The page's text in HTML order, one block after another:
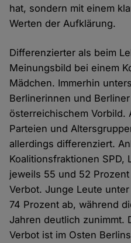
hat, sondern mit einem
Werten der Aufklärung.
Differenzierter als beim
Meinungsbild bei einem
Mädchen. Immerhin
Berlinerinnen und
österreichischem Vorbild.
Parteien und
allerdings differenziert.
Koalitionsfraktionen SPD,
jeweils 55 und 52
Verbot. Junge Leute
74 Prozent ab, während
Jahren deutlich zunimmt.
Verbot ist im Osten